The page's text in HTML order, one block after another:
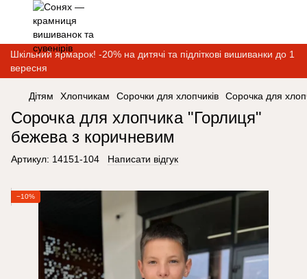
Шкільний ярмарок! -20% на дитячі та підліткові вишиванки до 1
вересня
Дітям Хлопчикам Сорочки для хлопчиків Сорочка для
Сорочка для хлопчика "Горлиця"
бежева з коричневим
Артикул: 14151-104 Написати відгук
−10%